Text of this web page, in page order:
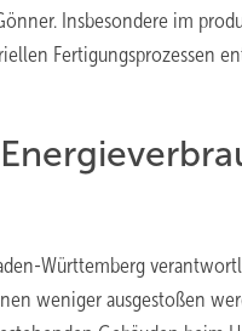
Insbesondere im
Fertigungsprozessen
Württemberg
weniger ausgestoßen